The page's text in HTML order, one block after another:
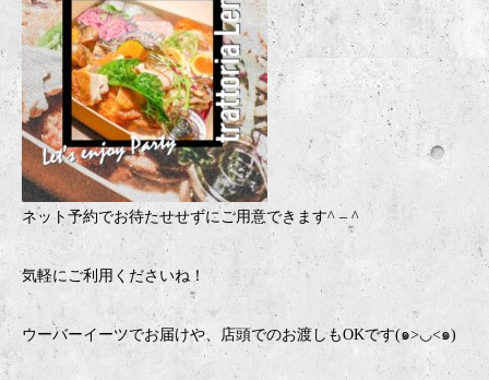
ネット予約でお待たせせずにご用意できます^ – ^
気軽にご利用くださいね！
ウーバーイーツでお届けや、店頭でのお渡しもOKです(๑>◡<๑)